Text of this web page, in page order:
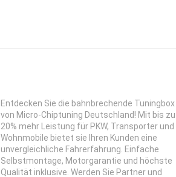
Entdecken Sie die bahnbrechende Tuningbox
von Micro-Chiptuning Deutschland! Mit bis zu
20% mehr Leistung für PKW, Transporter und
Wohnmobile bietet sie Ihren Kunden eine
unvergleichliche Fahrerfahrung. Einfache
Selbstmontage, Motorgarantie und höchste
Qualität inklusive. Werden Sie Partner und